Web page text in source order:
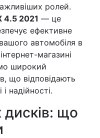
ролей.
4.5 2021 — це
ефективне
автомобіля в
магазині
широкий
що відповідають
надійності.
дисків: що